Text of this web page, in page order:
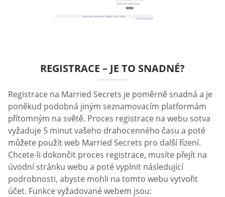
REGISTRACE – JE TO SNADNÉ?
Registrace na Married Secrets je poměrně snadná a je
poněkud podobná jiným seznamovacím platformám
přítomným na světě. Proces registrace na webu sotva
vyžaduje 5 minut vašeho drahocenného času a poté
můžete použít web Married Secrets pro další řízení.
Chcete-li dokončit proces registrace, musíte přejít na
úvodní stránku webu a poté vyplnit následující
podrobnosti, abyste mohli na tomto webu vytvořit
účet. Funkce vyžadované webem jsou: